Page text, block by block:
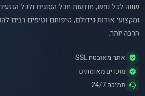
שווה לכל נפש, מודעות מכל הסוגים ולכל
ומקצועי אודות גידולם, טיפוחם וטיפים רבים
הרבה יותר.
אתר מאובטח SSL
מוכרים מאומתים
תמיכה 24/7